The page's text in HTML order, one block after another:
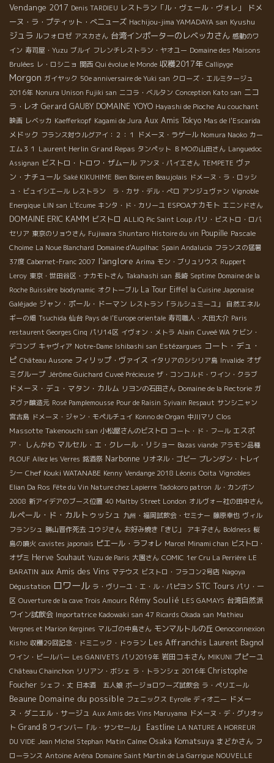
Vendange 2017 Denis TARDIEU レストラン「ル・ヴェール・ヴォレ」
ドメ
ーヌ・ラ・プティット・べニューズ Hachijou-jima YAMADAYA san Kyushu
ジュラ ルフォロゼ アスカさん 台湾インポーターのレベッカさん 感動のワ
イン 寿司屋・Yuzu ブルイ フレンチレストラン・ヤオユー Domaine des Maisons
Brulées レ・ロシニョ 関西 Qui évolue le Monde 収穫2017年 Callipyge
Morgon ガイヤック 50e anniversaire de Yuki san クローズ・エルミタージュ
2016年 Nonura Unison Fujiki san ニコラ・ベルタン Conception Kato san ニコ
ラ・レオ Gerard GAUBY DOMAINE YOYO Hayashi de Pioche Au couchant
映画 レベッカ Kaefferkopf Kagami de Jura Aux Amis Tokyo Mas de l'Escarida
メドック フランス対ウルグアイ：２：１ ドメーヌ・ラゲール Nomura Naoko カー
エム３１ Laurent Herlin Grand Repas タンペット ＢＭОの山田さん Languedoc
Assignan ビストロ・トロワ・ザムール アンヌ・パイエさん TEMPETE ヴァ
ン・ナチュール Saké KIKUHIME Bien Boire en Beaujolais ドメーヌ・ラ・ロッシ
ュ・ビュイシエール レストラン ラ・カサ・デル・ぺロ アンジュヴァン Vignoble
Energique LIN san L'Ecume キンタ・ド・カリーユ ESPOAナカモト エニンドさん
DOMAINE ERIC KAMM ビストロ ALLIQ Pic Saint Loup パリ・ビストロ・ロバ
セリア 東京のリョウさん Fujiwara Shuntaro Histoire du vin Poupille Pascale
Choime La Noue Blanchard Domaine d'Aupilhac Spain Andalucia フランスの猛暑
37度 Cabernet-Franc 2007 l'anglore Arima モン・ブリュリウス Ruppert
Leroy 東京・世田谷区・ナカモトさん Takahashi san 長崎 Septime Domaine de la
Roche Buissière biodynamic オクトーブル La Tour Eiffel la Cuisine Japonaise
Galéjade ジャン・ポール・ドーマン レストラン「ラルシュミーユ」
自然エネル
ギーの畑 Tsuchida 仙台 Pays de l'Europe orientale 寿司職人・大田大介 Paris
restaurent Georges Cinq パリ14区 イヴォン・メトラ Alain Cuveé WA ケビン・
デコンブ キャヴィア Notre-Dame Ishibashi san Estézargues コート・デュ・
ピ Château Ausone フィリップ・ヴァイス イタリアのシシリア島 Invalide オザ
ミグループ Jérôme Guichard Cuveé Précieuse ザ・コンコルド・ワイン・クラブ
ドメーヌ・デュ・マタン・カルム リヨンの石田さん Domaine de la Rectorie ガ
ヌヴァ醸造元 Rosé Pamplemousse Pour de Raisin Syivain Respaut サンシニャン
宮古島 ドメーヌ・ジャン・モペルチュイ Konno de Organ 中川マリ Clos
Massotte Takenouchi san 小松屋さんのビストロ コート・ド・フール エスポ
ア・ しんかわ マルセル・エ・クレール・リショー Bazas viande アラモン品種
PLOUF Allez les Verres 銘酒祭 Narbonne リオネル・ゴビー ブレンダン・トレイ
シー Chef Kouki WATANABE Kenny Vendange 2018 Léonis Ooita Vignobles
Elian Da Ros Fête du Vin Nature chez Lapierre Tadokoro patron ル・カンボン
2008 新アイデアのブース位置 40 Maltby Street London オルヴォー社の田中さん
ルペール・ド・カルトゥッシュ 九州・福岡試飲会・セミナー 藤原幸也 ヴィル
フランシュ 勝山晋作死去 ユウジさん お好み焼き「きじ」 アキ子さん Boldness 桜
島の噴火 cavistes japonais ピエール・ラフォレ Marcel Minami chan ビストロ・
オザミ Herve Souhaut Yuzu de Paris 大園さん COMIC 1er Cru La Perrière LE
BARATIN aux Amis des Vins マテウス ビストロ・フラコン2号店 Nagoya
Dégustation ロワール ラ・ヴリーユ・エ・ル・パピヨン STC Tours パリ・一
区 Ouverture de la cave Trois Amours Rémy Soulié LES GAMAYS 台湾自然派
ワイン試飲会 Importatrice Kadowaki san 47 Ricards Okada san Mathieu
Vergnes et Marion Kergines マルゴの中島さん モンマルトルの丘 Oenoconnexion
Kisho 収穫29回記念・ドミニック・ドゥラン Les Affranchis Laurent Bagnol
ワイン・ビールバー Les GANIVETS パリ2019年 岩田コキさん MIKUNI プピーユ
Château Chainchon リリアン・ボシェ ラ・トランシェ 2016年 Christophe
Foucher シェフ・丈 日本酒 五人娘 ボージョロワーズ試飲会 ラ・ペリエール
Beaune Domaine du possible フェニックス Eyrolle ディオニー ドメー
ヌ・ダニエル・サージュ Aux Amis des Vins Maruyama ドメーヌ・デ・グリオッ
ト Grand 8 ワインバー「ル・サンセール」 Eastline LA NATURE A HORREUR
DU VIDE Jean Michel Stephan Matin Calme Osaka Komatsuya まどかさん フ
ローランス Antoine Aréna Domaine Saint Martin de La Garrigue NOUVELLE